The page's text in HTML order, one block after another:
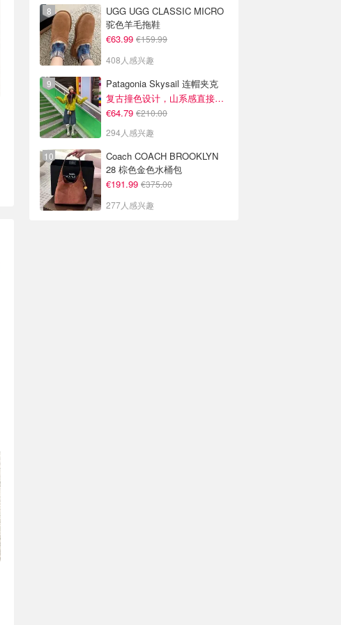
UGG UGG CLASSIC MICRO
驼色羊毛拖鞋
€63.99 €159.99
408人感兴趣
Patagonia Skysail 连帽夹克
复古撞色设计，山系感直接拉满
€64.79 €210.00
294人感兴趣
Coach COACH BROOKLYN
28 棕色金色水桶包
€191.99 €375.00
277人感兴趣